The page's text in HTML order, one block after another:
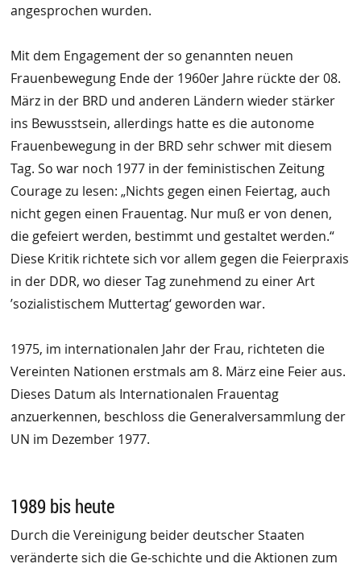
angesprochen wurden.
Mit dem Engagement der so genannten neuen
Frauenbewegung Ende der 1960er Jahre rückte der 08.
März in der BRD und anderen Ländern wieder stärker
ins Bewusstsein, allerdings hatte es die autonome
Frauenbewegung in der BRD sehr schwer mit diesem
Tag. So war noch 1977 in der feministischen Zeitung
Courage zu lesen: „Nichts gegen einen Feiertag, auch
nicht gegen einen Frauentag. Nur muß er von denen,
die gefeiert werden, bestimmt und gestaltet werden.“
Diese Kritik richtete sich vor allem gegen die Feierpraxis
in der DDR, wo dieser Tag zunehmend zu einer Art
’sozialistischem Muttertag‘ geworden war.
1975, im internationalen Jahr der Frau, richteten die
Vereinten Nationen erstmals am 8. März eine Feier aus.
Dieses Datum als Internationalen Frauentag
anzuerkennen, beschloss die Generalversammlung der
UN im Dezember 1977.
1989 bis heute
Durch die Vereinigung beider deutscher Staaten
veränderte sich die Ge-schichte und die Aktionen zum